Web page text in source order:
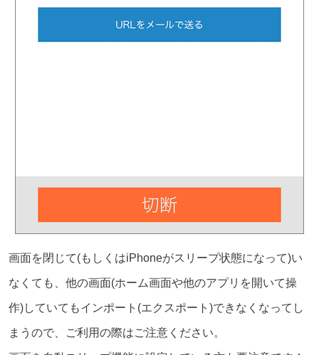
画面を閉じて(もしくはiPhoneがスリープ状態になって)い
なくても、他の画面(ホーム画面や他のアプリを開いて操
作)していてもインポート(エクスポート)できなくなってし
まうので、ご利用の際はご注意ください。